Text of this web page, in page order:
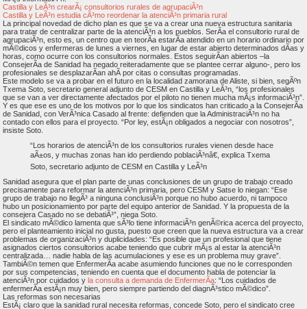
Castilla y LeÃ³n crearÃ¡ consultorios rurales de agrupaciÃ³n
Castilla y LeÃ³n estudia cÃ³mo reordenar la atenciÃ³n primaria rural
La principal novedad de dicho plan es que se va a crear una nueva estructura sanitaria
para tratar de centralizar parte de la atenciÃ³n a los pueblos. SerÃ­a el consultorio rural de
agrupaciÃ³n, esto es, un centro que en teorÃ­a estarÃ­a atendido en un horario ordinario por
mÃ©dicos y enfermeras de lunes a viernes, en lugar de estar abierto determinados dÃ­as y
horas, como ocurre con los consultorios normales. Estos seguirÃ­an abiertos –la
ConsejerÃ­a de Sanidad ha negado reiteradamente que se plantee cerrar alguno-, pero los
profesionales se desplazarÃ­an ahÃ­ por citas o consultas programadas.
Este modelo se va a probar en el futuro en la localidad zamorana de Aliste, si bien, segÃºn
Txema Soto, secretario general adjunto de CESM en Castilla y LeÃ³n, “los profesionales
que se van a ver directamente afectados por el piloto no tienen mucha mÃ¡s informaciÃ³n”.
Y es que ese es uno de los motivos por lo que los sindicatos han criticado a la ConsejerÃ­a
de Sanidad, con VerÃ³nica Casado al frente: defienden que la AdministraciÃ³n no ha
contado con ellos para el proyecto. “Por ley, estÃ¡n obligados a negociar con nosotros”,
insiste Soto.
“Los horarios de atenciÃ³n de los consultorios rurales vienen desde hace
aÃ±os, y muchas zonas han ido perdiendo poblaciÃ³nâ€, explica Txema
Soto, secretario adjunto de CESM en Castilla y LeÃ³n
Sanidad asegura que el plan parte de unas conclusiones de un grupo de trabajo creado
precisamente para reformar la atenciÃ³n primaria, pero CESM y Satse lo niegan: “Ese
grupo de trabajo no llegÃ³ a ninguna conclusiÃ³n porque no hubo acuerdo, ni tampoco
hubo un posicionamiento por parte del equipo anterior de Sanidad. Y la propuesta de la
consejera Casado no se debatiÃ³”, niega Soto.
El sindicato mÃ©dico lamenta que sÃ³lo tiene informaciÃ³n genÃ©rica acerca del proyecto,
pero el planteamiento inicial no gusta, puesto que creen que la nueva estructura va a crear
problemas de organizaciÃ³n y duplicidades: “Es posible que un profesional que tiene
asignados ciertos consultorios acabe teniendo que cubrir mÃ¡s al estar la atenciÃ³n
centralizada… nadie habla de las acumulaciones y ese es un problema muy grave”.
TambiÃ©n temen que EnfermerÃ­a acabe asumiendo funciones que no le corresponden
por sus competencias, teniendo en cuenta que el documento habla de potenciar la
atenciÃ³n por cuidados y la consulta a demanda de EnfermerÃ­a: “Los cuidados de
enfermerÃ­a estÃ¡n muy bien, pero siempre partiendo del diagnÃ³stico mÃ©dico”.
Las reformas son necesarias
EstÃ¡ claro que la sanidad rural necesita reformas, concede Soto, pero el sindicato cree